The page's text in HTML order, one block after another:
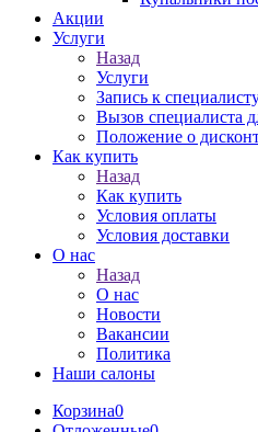
Акции
Услуги
Назад
Услуги
Запись к
Вызов специалиста
Положение о
Как купить
Назад
Как купить
Условия оплаты
Условия доставки
О нас
Назад
О нас
Новости
Вакансии
Политика
Наши салоны
Корзина0